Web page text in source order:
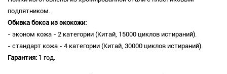
подпятником.
Обивка бокса из экокожи:
- эконом кожа - 2 категории (Китай, 15000 циклов истираний).
- стандарт кожа - 4 категории (Китай, 30000 циклов истираний).
Гарантия: 1 год.